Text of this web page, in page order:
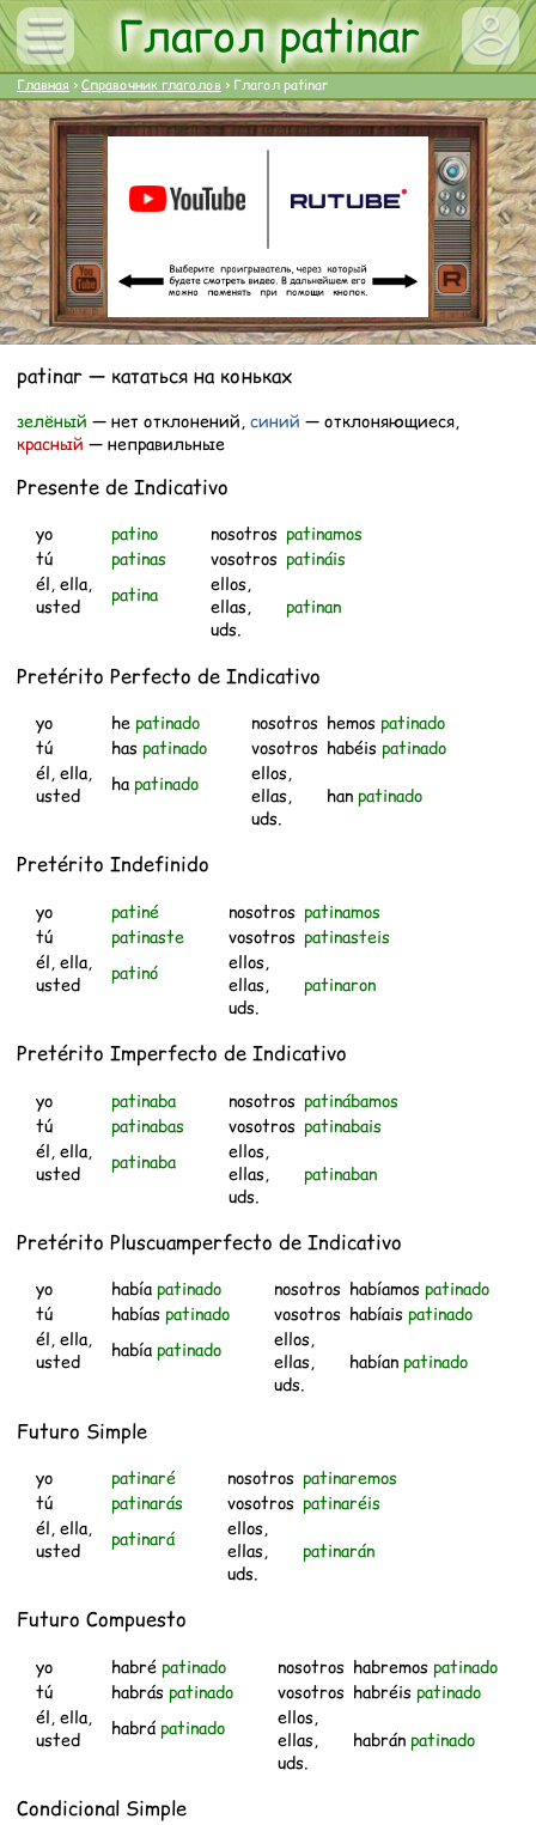
Глагол patinar
Главная >Справочник глаголов> Глагол patinar
patinar — кататься на коньках
зелёный — нет отклонений, синий — отклоняющиеся,
красный — неправильные
Presente de Indicativo
yo
patino
tú
patinas
él, ella,
usted
patina
nosotros patinamos
vosotros patináis
ellos,
ellas,
uds.
patinan
Pretérito Perfecto de Indicativo
yo hepatinado
tú
haspatinado
él, ella,
usted
hapatinado
nosotros hemospatinado
vosotros habéispatinado
ellos,
ellas,
uds.
hanpatinado
Pretérito Indefinido
yo
patiné
tú
patinaste
él, ella,
usted
patinó
nosotros patinamos
vosotros patinasteis
ellos,
ellas,
uds.
patinaron
Pretérito Imperfecto de Indicativo
yo
patinaba
tú
patinabas
él, ella,
usted
patinaba
nosotros patinábamos
vosotros patinabais
ellos,
ellas,
uds.
patinaban
Pretérito Pluscuamperfecto de Indicativo
yo habíapatinado
tú
habíaspatinado
él, ella,
usted
habíapatinado
nosotros habíamospatinado
vosotros habíaispatinado
ellos,
ellas,
uds.
habíanpatinado
Futuro Simple
yo
patinaré
tú
patinarás
él, ella,
usted
patinará
nosotros patinaremos
vosotros patinaréis
ellos,
ellas,
uds.
patinarán
Futuro Compuesto
yo habré patinado
tú
habrás patinado
él, ella,
usted
habrá patinado
nosotros habremos patinado
vosotros habréis patinado
ellos,
ellas,
uds.
habrán patinado
Condicional Simple